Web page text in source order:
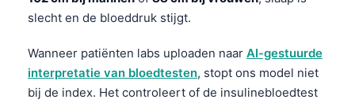
slecht en de bloeddruk stijgt.
Wanneer patiënten labs uploaden naar AI-gestuurde
interpretatie van bloedtesten, stopt ons model niet
bij de index. Het controleert of de insulinebloedtest